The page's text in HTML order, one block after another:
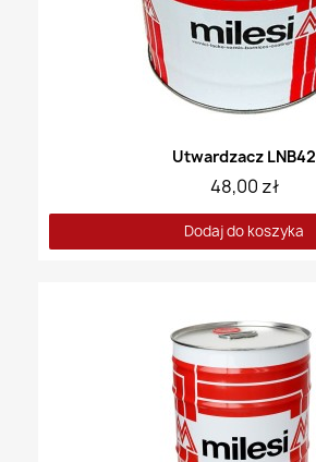
Utwardzacz LNB42
48,00 zł
Dodaj do koszyka